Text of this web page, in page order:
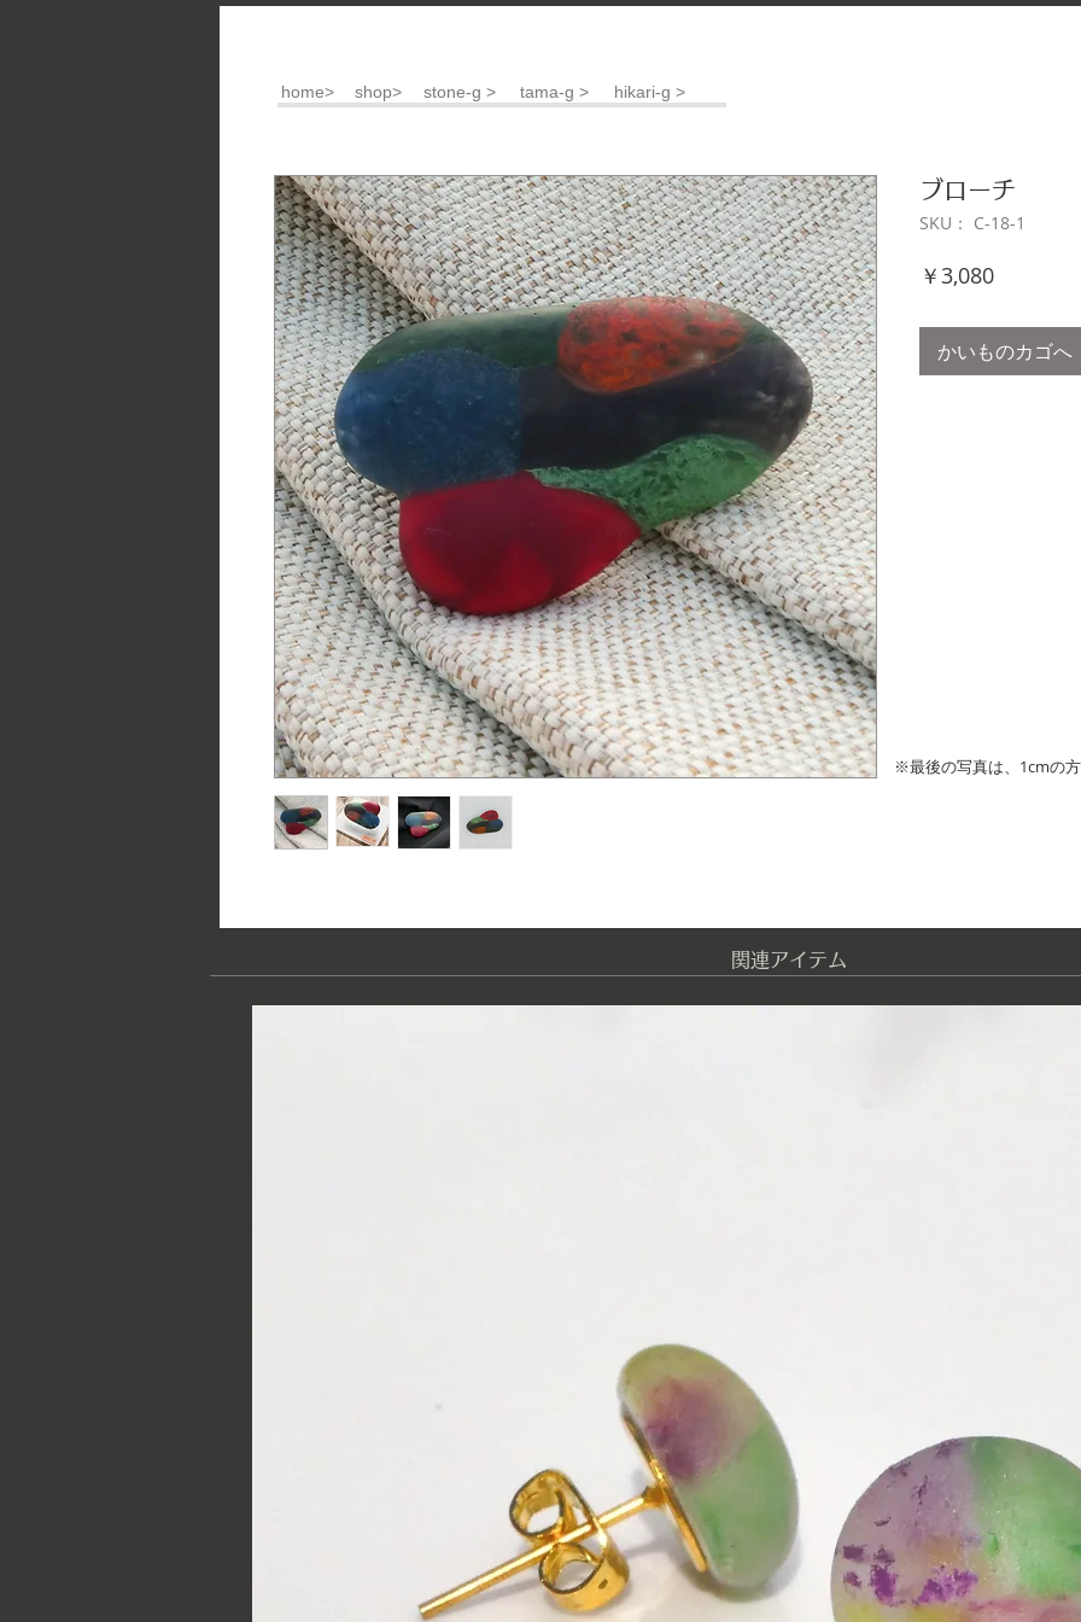
ブローチ
SKU： C-18-1
￥3,080価
かいものカゴへ
home> shop> stone-g > tama-g > hikari-g >
※最後の写真は、1cmの
​関連アイテム